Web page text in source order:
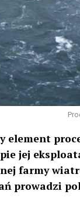
element
jej
farmy
prowadzi